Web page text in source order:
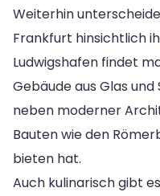
Weiterhin
Frankfurt hinsichtlich
Ludwigshafen findet
Gebäude aus Glas
neben moderner
Bauten wie den
bieten hat.
Auch kulinarisch gibt